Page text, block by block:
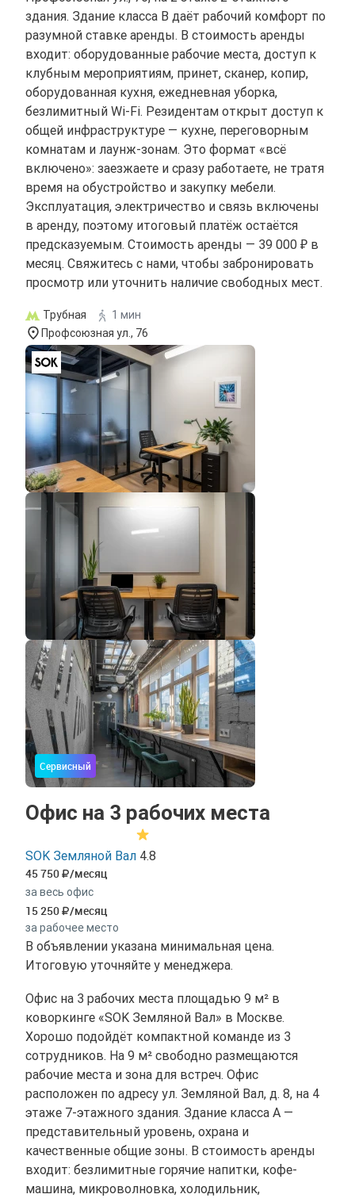
здания. Здание класса B даёт рабочий комфорт по
разумной ставке аренды. В стоимость аренды
входит: оборудованные рабочие места, доступ к
клубным мероприятиям, принет, сканер, копир,
оборудованная кухня, ежедневная уборка,
безлимитный Wi-Fi. Резидентам открыт доступ к
общей инфраструктуре — кухне, переговорным
комнатам и лаунж-зонам. Это формат «всё
включено»: заезжаете и сразу работаете, не тратя
время на обустройство и закупку мебели.
Эксплуатация, электричество и связь включены
в аренду, поэтому итоговый платёж остаётся
предсказуемым. Стоимость аренды — 39 000 ₽ в
месяц. Свяжитесь с нами, чтобы забронировать
просмотр или уточнить наличие свободных мест.
Трубная
1 мин
Профсоюзная ул., 76
Сервисный
Офис на 3 рабочих места
SOK Земляной Вал 4.8
45 750 /месяц
за весь офис
15 250 /месяц
за рабочее место
В объявлении указана минимальная цена.
Итоговую уточняйте у менеджера.
Офис на 3 рабочих места площадью 9 м² в
коворкинге «SOK Земляной Вал» в Москве.
Хорошо подойдёт компактной команде из 3
сотрудников. На 9 м² свободно размещаются
рабочие места и зона для встреч. Офис
расположен по адресу ул. Земляной Вал, д. 8, на 4
этаже 7-этажного здания. Здание класса A —
представительный уровень, охрана и
качественные общие зоны. В стоимость аренды
входит: безлимитные горячие напитки, кофе-
машина, микроволновка, холодильник,